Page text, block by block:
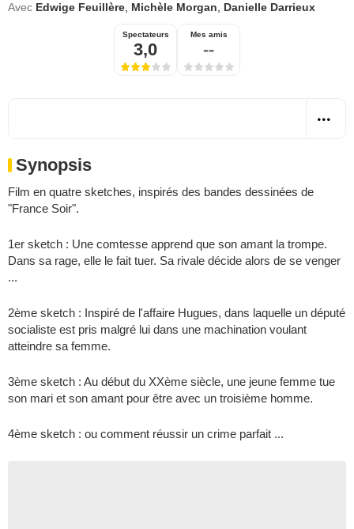
Avec Edwige Feuillère Michèle Morgan Danielle Darrieux
Spectateurs
3,0
Mes amis
--
Synopsis
Film en quatre sketches, inspirés des bandes dessinées de
"France Soir".
1er sketch : Une comtesse apprend que son amant la trompe.
Dans sa rage, elle le fait tuer. Sa rivale décide alors de se venger
...
2ème sketch : Inspiré de l'affaire Hugues, dans laquelle un député
socialiste est pris malgré lui dans une machination voulant
atteindre sa femme.
3ème sketch : Au début du XXème siècle, une jeune femme tue
son mari et son amant pour être avec un troisième homme.
4ème sketch : ou comment réussir un crime parfait ...